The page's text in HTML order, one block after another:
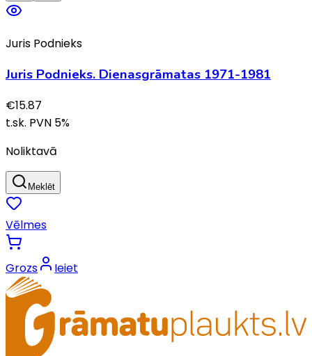
Juris Podnieks
Juris Podnieks. Dienasgrāmatas 1971-1981
€15.87
t.sk. PVN 5%
Noliktavā
Meklēt
Vēlmes
Grozs Ieiet